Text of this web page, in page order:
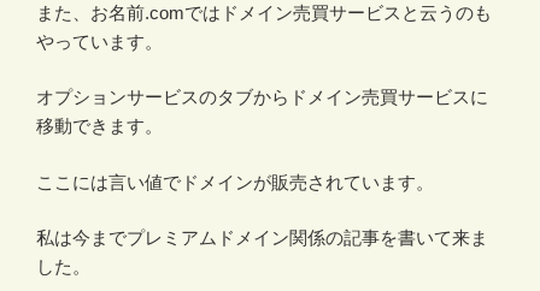
また、お名前.comではドメイン売買サービスと云うのも
やっています。
オプションサービスのタブからドメイン売買サービスに
移動できます。
ここには言い値でドメインが販売されています。
私は今までプレミアムドメイン関係の記事を書いて来ま
した。